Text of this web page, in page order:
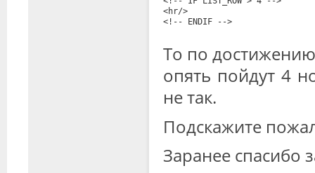
<hr/>
<!-- ENDIF -->
То по
опять пойдут 4
не так.
Подскажите
Заранее спасибо